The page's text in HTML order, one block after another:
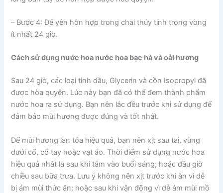
– Bước 4: Để yên hỗn hợp trong chai thủy tinh trong vòng
ít nhất 24 giờ.
Cách sử dụng nước hoa nước hoa bạc hà và oải hương
Sau 24 giờ, các loại tinh dầu, Glycerin và cồn Isopropyl đã
được hòa quyện. Lúc này bạn đã có thể đem thành phẩm
nước hoa ra sử dụng. Bạn nên lắc đều trước khi sử dụng để
đảm bảo mùi hương được đúng và tốt nhất.
Để mùi hương lan tỏa hiệu quả, bạn nên xịt sau tai, vùng
dưới cổ, cổ tay hoặc vạt áo. Thời điểm sử dụng nước hoa
hiệu quả nhất là sau khi tắm vào buổi sáng; hoặc đầu giờ
chiều sau bữa trưa. Lưu ý không nên xịt trước khi ăn vì dễ
bị ám mùi thức ăn; hoặc sau khi vận động vì dễ ám mùi mồ